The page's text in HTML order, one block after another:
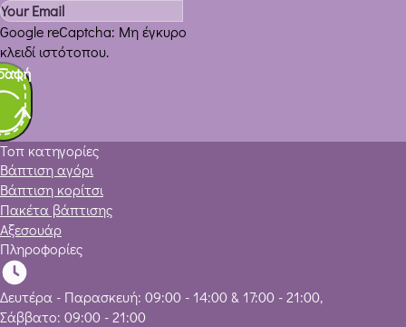
Google reCaptcha: Μη έγκυρο
κλειδί ιστότοπου.
Πληροφορίες
Δευτέρα - Παρασκευή: 09:00 - 14:00 & 17:00 - 21:00,
Σάββατο: 09:00 - 21:00
Τοπ κατηγορίες
Βάπτιση αγόρι
Βάπτιση κορίτσι
Πακέτα βάπτισης
Αξεσουάρ